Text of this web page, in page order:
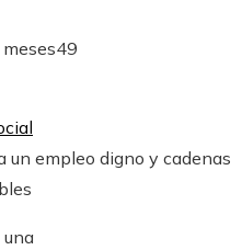
49
un empleo digno y cadenas
una